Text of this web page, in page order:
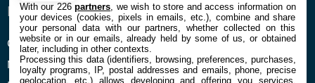
ENTREPRISE
Confidentialité et Cookies
Mentions légales et CGU
À PROPOS
Contact
With our 226partners , we wish to store and access information on
your devices (cookies, pixels in emails, etc.), combine and share
your personal data with our partners, whether collected on this
website or in our emails, already held by some of us, or obtained
later, including in other contexts.
Processing this data (identifiers, browsing, preferences, purchases,
loyalty programs, IP, postal addresses and emails, phone, precise
geolocation, etc.) allows developing and offering you services,